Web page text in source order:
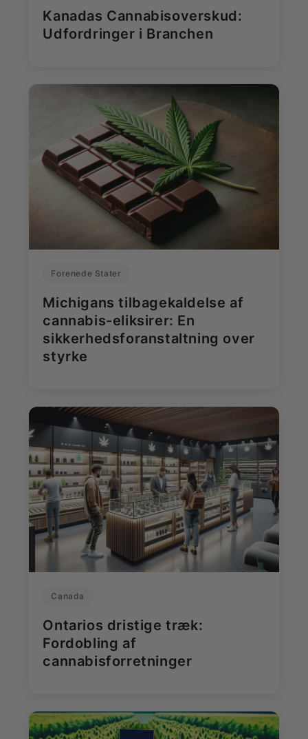
Kanadas Cannabisoverskud:
Udfordringer i Branchen
Forenede Stater
Michigans tilbagekaldelse af
cannabis-eliksirer: En
sikkerhedsforanstaltning over
styrke
Canada
Ontarios dristige træk:
Fordobling af
cannabisforretninger